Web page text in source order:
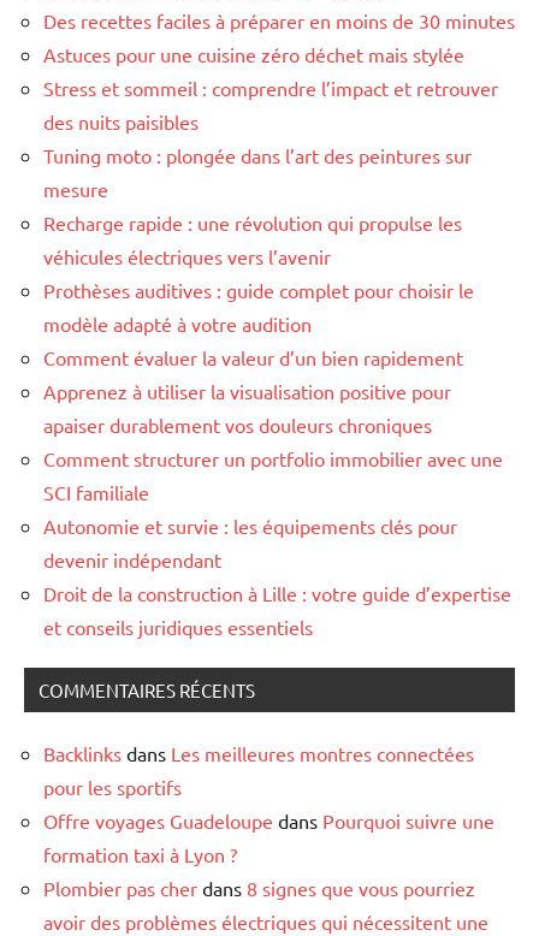
Des recettes faciles à préparer en moins de 30 minutes
Astuces pour une cuisine zéro déchet mais stylée
Stress et sommeil : comprendre l’impact et retrouver
des nuits paisibles
Tuning moto : plongée dans l’art des peintures sur
mesure
Recharge rapide : une révolution qui propulse les
véhicules électriques vers l’avenir
Prothèses auditives : guide complet pour choisir le
modèle adapté à votre audition
Comment évaluer la valeur d’un bien rapidement
Apprenez à utiliser la visualisation positive pour
apaiser durablement vos douleurs chroniques
Comment structurer un portfolio immobilier avec une
SCI familiale
Autonomie et survie : les équipements clés pour
devenir indépendant
Droit de la construction à Lille : votre guide d’expertise
et conseils juridiques essentiels
COMMENTAIRES RÉCENTS
Backlinks dans Les meilleures montres connectées
pour les sportifs
Offre voyages Guadeloupe dans Pourquoi suivre une
formation taxi à Lyon ?
Plombier pas cher dans 8 signes que vous pourriez
avoir des problèmes électriques qui nécessitent une